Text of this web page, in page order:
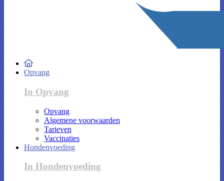
Opvang
In Opvang
Opvang
Algemene voorwaarden
Tarieven
Vaccinaties
Hondenvoeding
In Hondenvoeding